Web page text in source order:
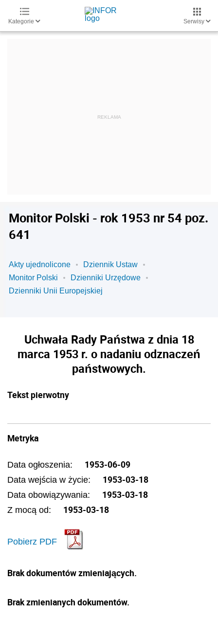
Kategorie Serwisy
Monitor Polski - rok 1953 nr 54 poz.
641
Akty ujednolicone
Dziennik Ustaw
Monitor Polski
Dzienniki Urzędowe
Dzienniki Unii Europejskiej
Uchwała Rady Państwa z dnia 18
marca 1953 r. o nadaniu odznaczeń
państwowych.
Tekst pierwotny
Metryka
Data ogłoszenia: 1953-06-09
Data wejścia w życie: 1953-03-18
Data obowiązywania: 1953-03-18
Z mocą od: 1953-03-18
Pobierz PDF
Brak dokumentów zmieniających.
Brak zmienianych dokumentów.